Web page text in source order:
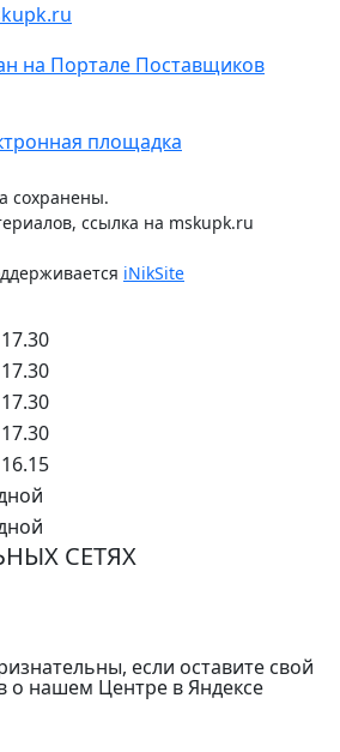
площадка
сохранены.
ссылка на mskupk.ru
iNikSite
СЕТЯХ
если оставите свой
о нашем Центре в Яндексе